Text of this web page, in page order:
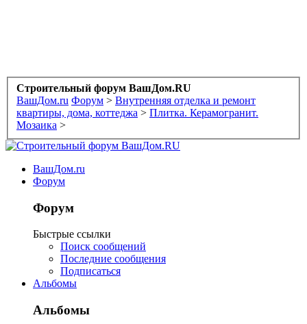
Строительный форум ВашДом.RU
ВашДом.ru Форум > Внутренняя отделка и ремонт
квартиры, дома, коттеджа > Плитка. Керамогранит.
Мозаика >
ВашДом.ru
Форум
Форум
Быстрые ссылки
Поиск сообщений
Последние сообщения
Подписаться
Альбомы
Альбомы